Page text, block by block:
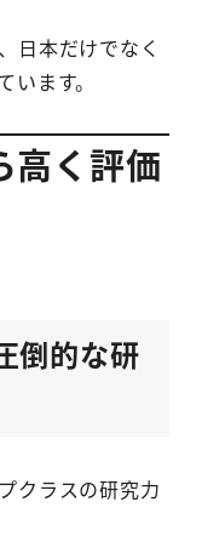
日本だけでなく
ます。
高く評価
倒的な研
クラスの研究力